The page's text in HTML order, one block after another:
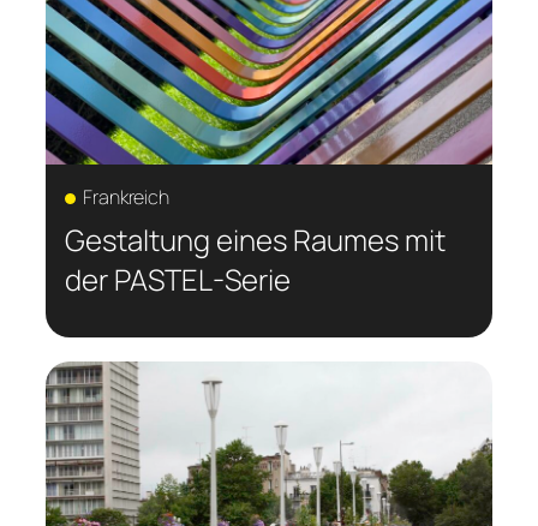
Frankreich
Gestaltung eines Raumes mit
der PASTEL-Serie